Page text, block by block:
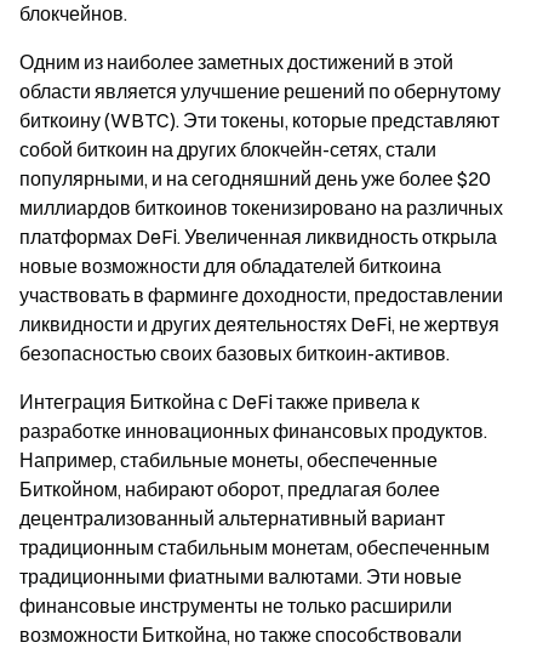
блокчейнов.
Одним из наиболее заметных достижений в этой
области является улучшение решений по обернутому
биткоину (WBTC). Эти токены, которые представляют
собой биткоин на других блокчейн-сетях, стали
популярными, и на сегодняшний день уже более $20
миллиардов биткоинов токенизировано на различных
платформах DeFi. Увеличенная ликвидность открыла
новые возможности для обладателей биткоина
участвовать в фарминге доходности, предоставлении
ликвидности и других деятельностях DeFi, не жертвуя
безопасностью своих базовых биткоин-активов.
Интеграция Биткойна с DeFi также привела к
разработке инновационных финансовых продуктов.
Например, стабильные монеты, обеспеченные
Биткойном, набирают оборот, предлагая более
децентрализованный альтернативный вариант
традиционным стабильным монетам, обеспеченным
традиционными фиатными валютами. Эти новые
финансовые инструменты не только расширили
возможности Биткойна, но также способствовали